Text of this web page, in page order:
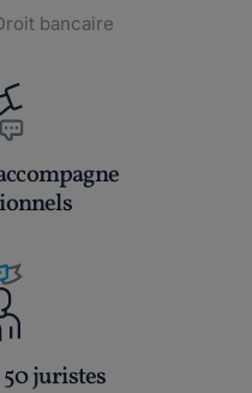
bancaire
juristes